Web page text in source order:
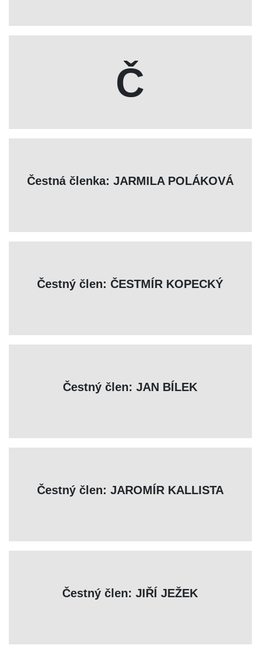
Č
Čestná členka: JARMILA POLÁKOVÁ
Čestný člen: ČESTMÍR KOPECKÝ
Čestný člen: JAN BÍLEK
Čestný člen: JAROMÍR KALLISTA
Čestný člen: JIŘÍ JEŽEK